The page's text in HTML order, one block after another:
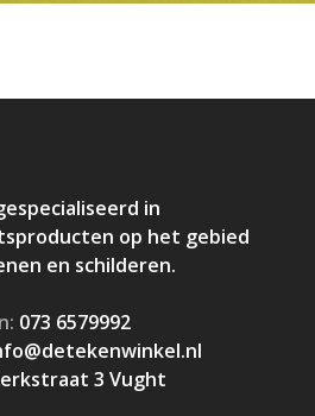
in
op het gebied
en schilderen.
073 6579992
3 Vught